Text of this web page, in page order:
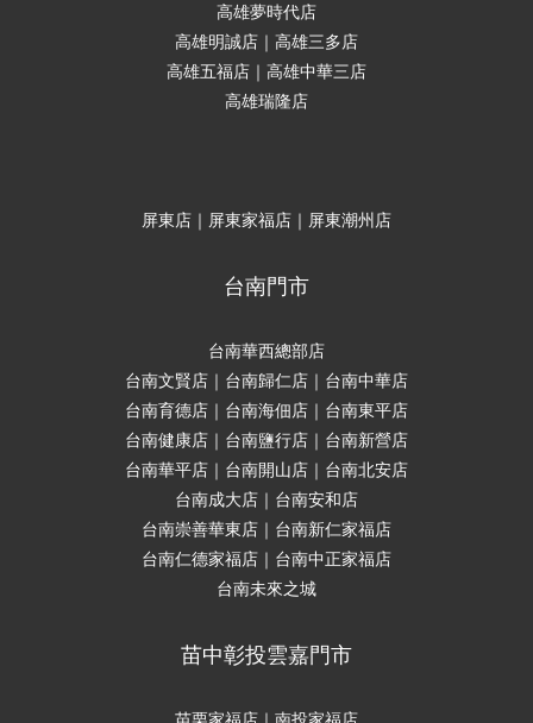
高雄夢時代店
高雄明誠店｜高雄三多店
高雄五福店｜高雄中華三店
高雄瑞隆店
屏東店｜屏東家福店｜屏東潮州店
台南門市
台南華西總部店
台南文賢店｜台南歸仁店｜台南中華店
台南育德店｜台南海佃店｜台南東平店
台南健康店｜台南鹽行店｜台南新營店
台南華平店｜台南開山店｜台南北安店
台南成大店｜台南安和店
台南崇善華東店｜台南新仁家福店
台南仁德家福店｜台南中正家福店
台南未來之城
苗中彰投雲嘉門市